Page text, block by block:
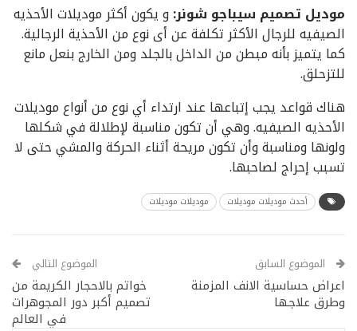
موديل تصميم سيباجو شونر: و يكون أكثر موديلات الأحذيه
الصيفيه للرجال الأكثر تكلفة عن أى نوع من الأحذية الرجالية.
كما يتميز بأنه مبطن من الداخل بالجلد ومن الخارج بنعل مانع
للتزحلق.
هناك قواعد يجب إتباعها عند ارتداء أي نوع من أنواع موديلات
الأحذيه الصيفيه. وهي أن تكون مناسبة لإطلالة في شكلها
ولونها ومناسبة وأن تكون مريحة أثناء الحركة والمشي حتى لا
تسبب إحراج لصاحبها.
أحدث موديلات موديلات موديلات موديلات
الموضوع السابق
اعراض حساسية الانف المزمنة
وطرق علاجها
الموضوع التالي
خواتم بالاحجار الكريمة من
تصميم أكبر دور المجوهرات
في العالم